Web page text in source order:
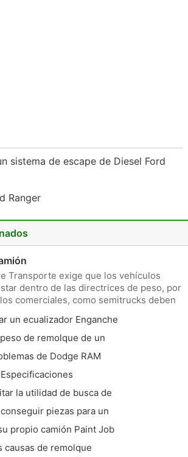
sistema de escape de Diesel Ford
Ranger
Transporte exige que los vehículos
dentro de las directrices de peso, por
comerciales, como semitrucks deben
escalas de camiones, creados a lo largo
un ecualizador Enganche
de remolque de un
de Dodge RAM
Lights
la utilidad de busca de
Ford F- 350piezas para un
propio camión Paint Job
causas de remolque